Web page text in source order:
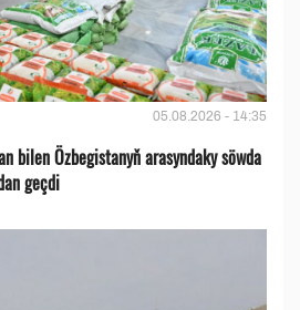
05.08.2026 - 14:35
bilen Özbegistanyň arasyndaky söwda
geçdi